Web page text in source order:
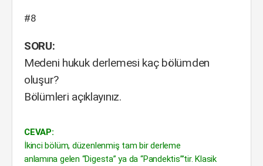
#8
SORU:
Medeni hukuk derlemesi kaç bölümden
oluşur?
Bölümleri açıklayınız.
CEVAP:
İkinci bölüm, düzenlenmiş tam bir derleme
anlamına gelen “Digesta” ya da “Pandektis”’tir. Klasik